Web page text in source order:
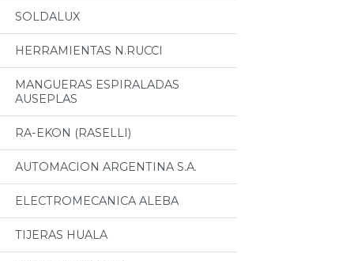
SOLDALUX
HERRAMIENTAS N.RUCCI
MANGUERAS ESPIRALADAS
AUSEPLAS
RA-EKON (RASELLI)
AUTOMACION ARGENTINA S.A.
ELECTROMECANICA ALEBA
TIJERAS HUALA